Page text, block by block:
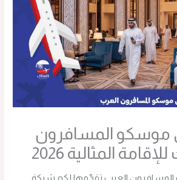
موسكو المسافرون
المثالية 2026